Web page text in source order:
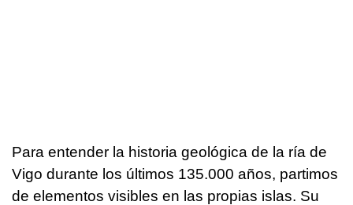
Para entender la historia geológica de la ría de
Vigo durante los últimos 135.000 años, partimos
de elementos visibles en las propias islas. Su